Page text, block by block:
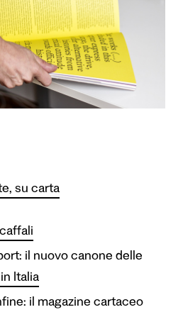
su carta
il nuovo canone delle
Italia
il magazine cartaceo